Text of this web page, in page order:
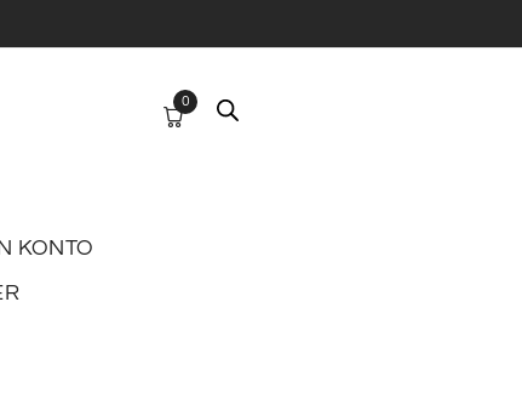
KONTO
0